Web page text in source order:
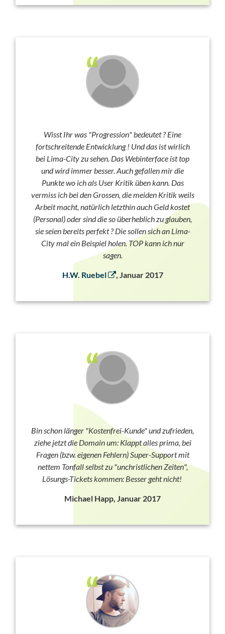
Wisst Ihr was "Progression" bedeutet ? Eine
fortschreitende Entwicklung ! Und das ist wirlich
bei Lima-City zu sehen. Das Webinterface ist top
und wird immer besser. Auch gefallen mir die
Punkte wo ich als User Kritik üben kann. Das
vermiss ich bei den Grossen, die meiden Kritik weils
Arbeit macht, natürlich letzthin auch Geld kostet
(Personal) oder sind die so überheblich zu glauben,
sie seien bereits perfekt ? Die sollen sich an Lima-
City mal ein Beispiel holen. TOP kann ich nur
sagen.
H.W. Ruebel , Januar 2017
Bin schon länger "Kostenfrei-Kunde" und zufrieden,
ziehe jetzt die Domain um: Klappt alles prima, bei
Fragen (bzw. eigenen Fehlern) Super-Support mit
nettem Tonfall selbst zu "unchristlichen Zeiten",
Lösungs-Tickets kommen: Besser geht nicht!
Michael Happ, Januar 2017